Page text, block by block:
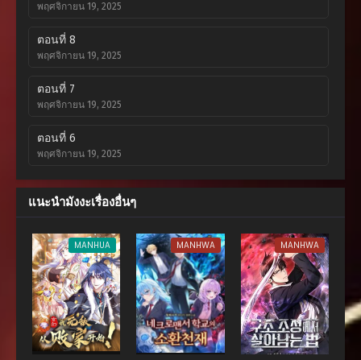
พฤศจิกายน 19, 2025
ตอนที่ 8
พฤศจิกายน 19, 2025
ตอนที่ 7
พฤศจิกายน 19, 2025
ตอนที่ 6
พฤศจิกายน 19, 2025
ตอนที่ 5
พฤศจิกายน 19, 2025
ตอนที่ 4
พฤศจิกายน 19, 2025
ตอนที่ 3
พฤศจิกายน 19, 2025
ตอนที่ 2
พฤศจิกายน 19, 2025
แนะนำมังงะเรื่องอื่นๆ
MANHUA MANHWA MANHWA